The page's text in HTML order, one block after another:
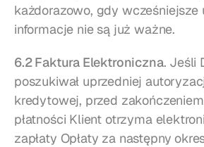
każdorazowo, gdy wcześniejsze
informacje nie są już ważne.
6.2 Faktura Elektroniczna. Jeśli
poszukiwał uprzedniej
kredytowej, przed
płatności Klient otrzyma
zapłaty Opłaty za następny